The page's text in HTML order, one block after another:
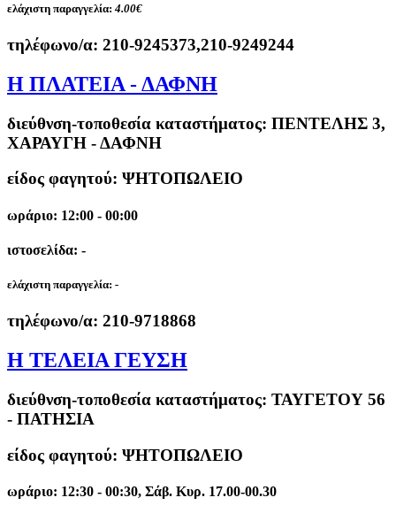
ελάχιστη παραγγελία: 4.00€
τηλέφωνο/α: 210-9245373,210-9249244
Η ΠΛΑΤΕΙΑ - ΔΑΦΝΗ
διεύθνση-τοποθεσία καταστήματος: ΠΕΝΤΕΛΗΣ 3,
ΧΑΡΑΥΓΗ - ΔΑΦΝΗ
είδος φαγητού: ΨΗΤΟΠΩΛΕΙΟ
ωράριο: 12:00 - 00:00
ιστοσελίδα: -
ελάχιστη παραγγελία: -
τηλέφωνο/α: 210-9718868
Η ΤΕΛΕΙΑ ΓΕΥΣΗ
διεύθνση-τοποθεσία καταστήματος: ΤΑΥΓΕΤΟΥ 56
- ΠΑΤΗΣΙΑ
είδος φαγητού: ΨΗΤΟΠΩΛΕΙΟ
ωράριο: 12:30 - 00:30, Σάβ. Κυρ. 17.00-00.30